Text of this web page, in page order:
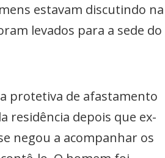
estavam discutindo na
levados para a sede do
protetiva de afastamento
residência depois que ex-
negou a acompanhar os